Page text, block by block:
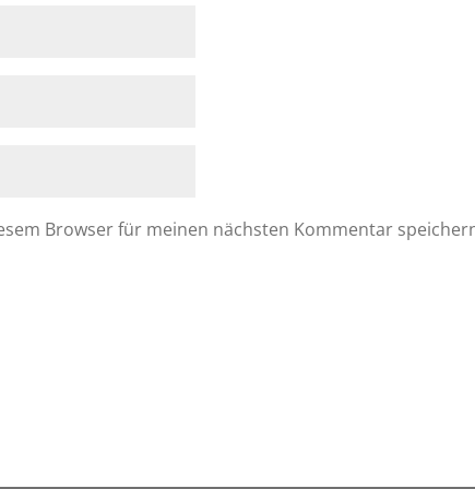
Browser für meinen nächsten Kommentar